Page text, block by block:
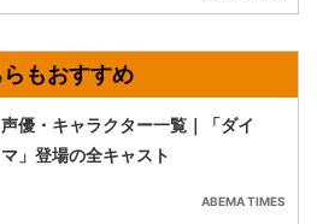
声優・キャラクター一覧｜「ダイ
マ」登場の全キャスト
ABEMA TIMES